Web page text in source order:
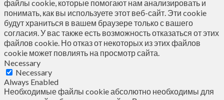
файлы cookie, которые помогают нам анализировать и
понимать, как вы используете этот веб-сайт. Эти cookie
будут храниться в вашем браузере только с вашего
согласия. У вас также есть возможность отказаться от этих
файлов cookie. Но отказ от некоторых из этих файлов
cookie может повлиять на просмотр сайта.
Necessary
Necessary
Always Enabled
Необходимые файлы cookie абсолютно необходимы для